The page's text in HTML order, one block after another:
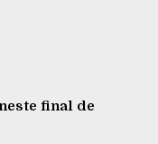
final de